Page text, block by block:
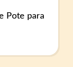
Pote para